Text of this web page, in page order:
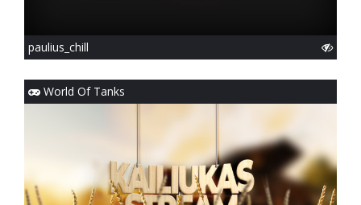
paulius_chill
World Of Tanks